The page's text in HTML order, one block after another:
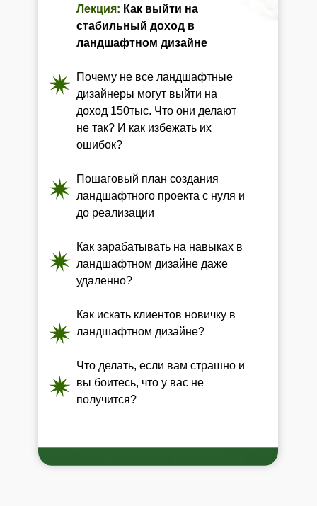
Лекция: Как выйти на
стабильный доход в
ландшафтном дизайне
Почему не все ландшафтные
дизайнеры могут выйти на
доход 150тыс. Что они делают
не так? И как избежать их
ошибок?
Пошаговый план создания
ландшафтного проекта с нуля и
до реализации
Как зарабатывать на навыках в
ландшафтном дизайне даже
удаленно?
Как искать клиентов новичку в
ландшафтном дизайне?
Что делать, если вам страшно и
вы боитесь, что у вас не
получится?